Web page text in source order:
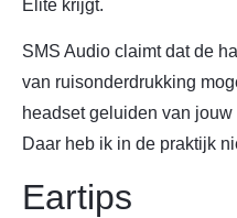
Elite krijgt.
SMS Audio claimt dat de
van ruisonderdrukking
headset geluiden van
Daar heb ik in de praktijk
Eartips